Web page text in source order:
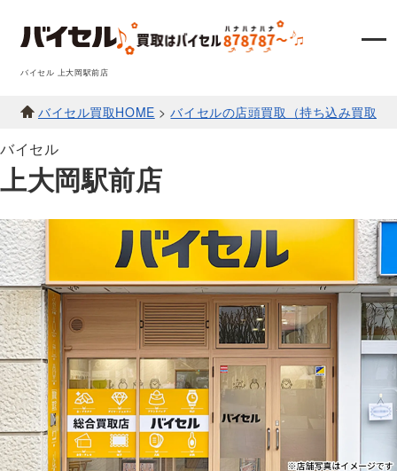
バイセル 上大岡駅前店
バイセル買取HOME >バイセルの店頭買取（持ち込み買取）
バイセル
上大岡駅前店